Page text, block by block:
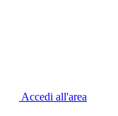
Accedi all'area